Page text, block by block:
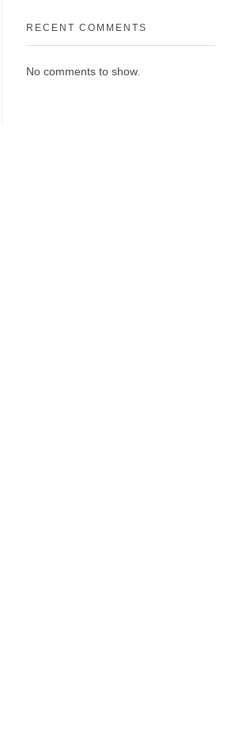
RECENT COMMENTS
No comments to show.